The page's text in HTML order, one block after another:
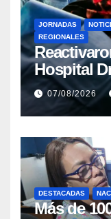
JORNADAS
REGIONALES
Hospital
Guárico
07/08/2026
DESTACADAS
Más de